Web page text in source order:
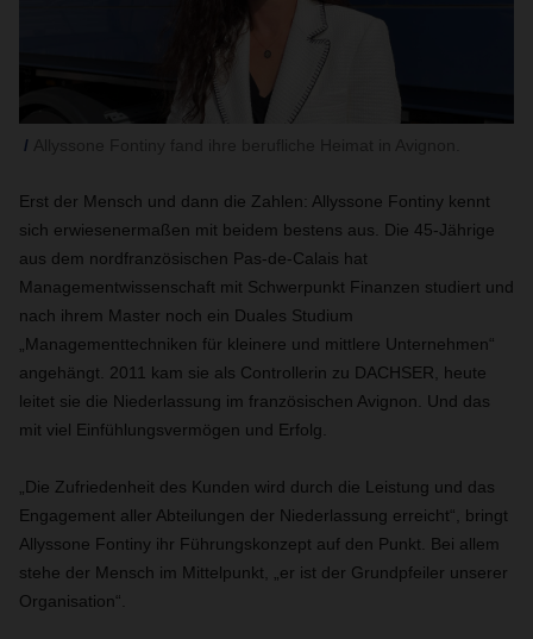
Erst der Mensch und dann die Zahlen: Allyssone Fontiny kennt
sich erwiesenermaßen mit beidem bestens aus. Die 45-Jährige
aus dem nordfranzösischen Pas-de-Calais hat
Managementwissenschaft mit Schwerpunkt Finanzen studiert und
nach ihrem Master noch ein Duales Studium
„Managementtechniken für kleinere und mittlere Unternehmen“
angehängt. 2011 kam sie als Controllerin zu DACHSER, heute
leitet sie die Niederlassung im französischen Avignon. Und das
mit viel Einfühlungsvermögen und Erfolg.
„Die Zufriedenheit des Kunden wird durch die Leistung und das
Engagement aller Abteilungen der Niederlassung erreicht“, bringt
Allyssone Fontiny ihr Führungskonzept auf den Punkt. Bei allem
stehe der Mensch im Mittelpunkt, „er ist der Grundpfeiler unserer
Organisation“.